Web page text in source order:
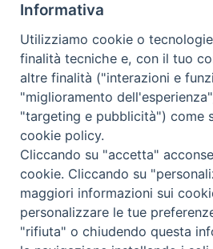
Redazione
Scrivici
Copyright © 2019 - Tutti
Trentina Editrice
Privacy Policy
Informativa
Utilizziamo cookie o
finalità tecniche e, con il tuo
altre finalità ("interazioni e
"miglioramento
"targeting e pubblicità") come
cookie policy.
Cliccando su "accetta"
cookie. Cliccando su
maggiori informazioni sui
personalizzare le tue
"rifiuta" o chiudendo questa